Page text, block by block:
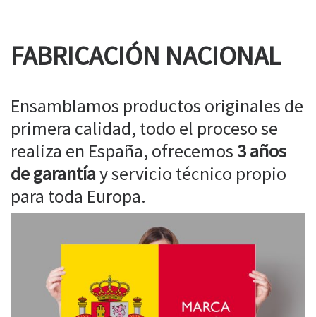
FABRICACIÓN NACIONAL
Ensamblamos productos originales de
primera calidad, todo el proceso se
realiza en España, ofrecemos 3 años
de garantíay servicio técnico propio
para toda Europa.